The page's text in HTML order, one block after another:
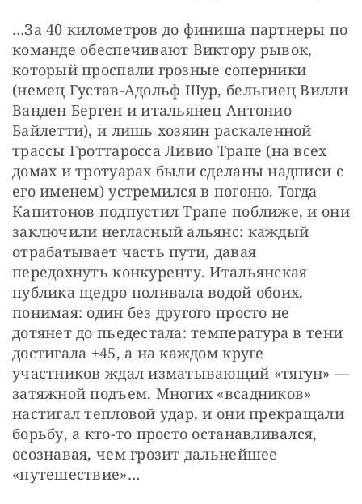
…За 40 километров до финиша партнеры по
команде обеспечивают Виктору рывок,
который проспали грозные соперники
(немец Густав-Адольф Шур, бельгиец Вилли
Ванден Берген и итальянец Антонио
Байлетти), и лишь хозяин раскаленной
трассы Гроттаросса Ливио Трапе (на всех
домах и тротуарах были сделаны надписи с
его именем) устремился в погоню. Тогда
Капитонов подпустил Трапе поближе, и они
заключили негласный альянс: каждый
отрабатывает часть пути, давая
передохнуть конкуренту. Итальянская
публика щедро поливала водой обоих,
понимая: один без другого просто не
дотянет до пьедестала: температура в тени
достигала +45, а на каждом круге
участников ждал изматывающий «тягун» —
затяжной подъем. Многих «всадников»
настигал тепловой удар, и они прекращали
борьбу, а кто-то просто останавливался,
осознавая, чем грозит дальнейшее
«путешествие»…